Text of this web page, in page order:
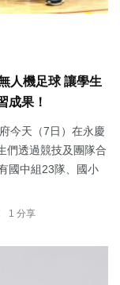
人機足球 讓學生
成果！
今天（7日）在永慶
們透過競技及團隊合
國中組23隊、國小
1 分享